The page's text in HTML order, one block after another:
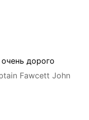
дорого
Fawcett John